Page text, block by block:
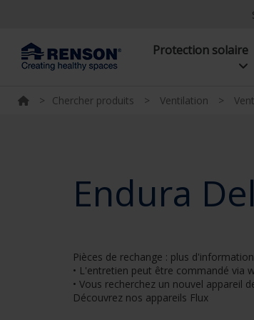
Protection solaire
> Chercher produits > Ventilation >
Endura
Pièces de rechange : plus
• L'entretien peut être commandé via
• Vous recherchez un nouvel appareil
Découvrez nos appareils Flux